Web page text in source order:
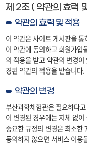
제 2조 ( 약관의 효력
약관의 효력 및 적용
이 약관은 사이트 게시판을
이 약관에 동의하고 회원가입
의 적용을 받고 약관의 변경
경된 약관의 적용을 받습니다.
약관의 변경
부산과학체험관은 필요하다
이 변경된 경우에는 지체 없
중요한 규정의 변경은 최소한
동의하지 않으면 서비스 이용